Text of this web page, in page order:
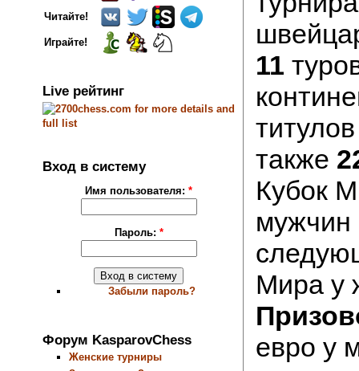
Читайте!
Играйте!
Live рейтинг
Вход в систему
Имя пользователя:*
Пароль: *
Забыли пароль?
Форум KasparovChess
Женские турниры
11
также
Кубок
Мира у
евро у